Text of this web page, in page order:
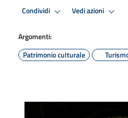
Condividi Vedi azioni
Argomenti:
Patrimonio culturale